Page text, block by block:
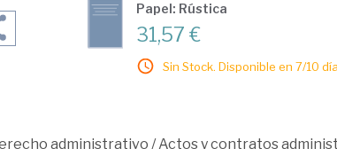
Papel: Rústica
31,57 €
Sin Stock. Disponible en 7/10
administrativo /Actos y contratos